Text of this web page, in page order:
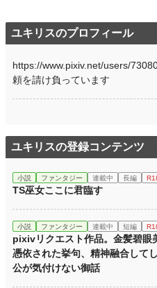
ユキリスのプロフィール
https://www.pixiv.net/users/
頼を請け負っています
ユキリスの登録コンテンツ
小説 ファンタジー 連載中 長編
TS巫女ここに君臨す
小説 ファンタジー 連載中 短編
pixivリクエスト作品。金髪碧眼
憑依された挙句、精神融合して
公が気付けない御話